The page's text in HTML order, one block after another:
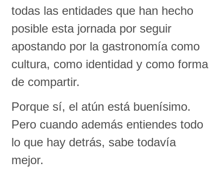
todas las entidades que han hecho
posible esta jornada por seguir
apostando por la gastronomía como
cultura, como identidad y como forma
de compartir.
Porque sí, el atún está buenísimo.
Pero cuando además entiendes todo
lo que hay detrás, sabe todavía
mejor.